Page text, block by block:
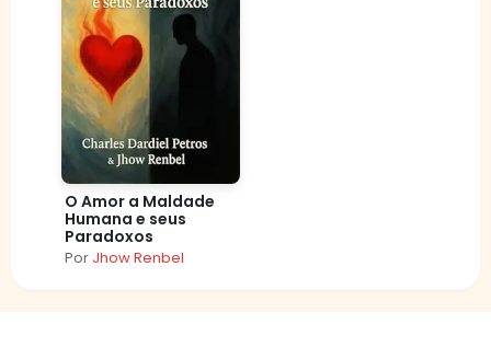
O Amor a Maldade
Humana e seus
Paradoxos
Por Jhow Renbel